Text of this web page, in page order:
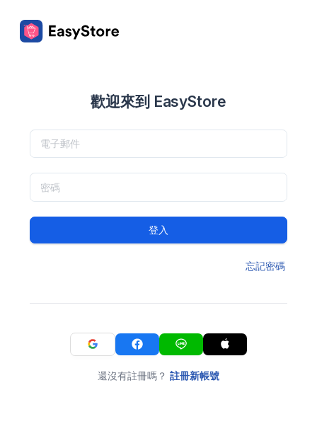
歡迎來到 EasyStore
登入
忘記密碼
還沒有註冊嗎？ 註冊新帳號